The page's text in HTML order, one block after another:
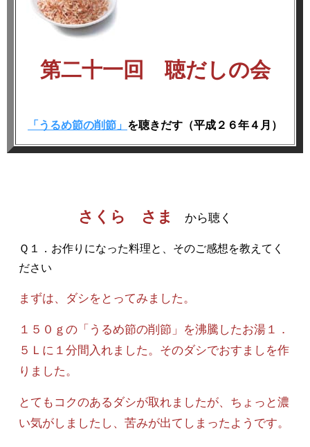
第二十一回 聴だしの会
「うるめ節の削節」 を聴きだす（平成２６年４月）
さくら さま から聴く
Ｑ１．お作りになった料理と、そのご感想を教えてく
ださい
まずは、ダシをとってみました。
１５０ｇの「うるめ節の削節」を沸騰したお湯１．
５Ｌに１分間入れました。そのダシでおすましを作
りました。
とてもコクのあるダシが取れましたが、ちょっと濃
い気がしましたし、苦みが出てしまったようです。